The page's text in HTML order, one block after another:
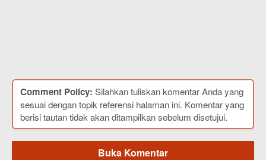
Comment Policy: Silahkan tuliskan komentar Anda yang
sesuai dengan topik referensi halaman ini. Komentar yang
berisi tautan tidak akan ditampilkan sebelum disetujui.
Buka Komentar